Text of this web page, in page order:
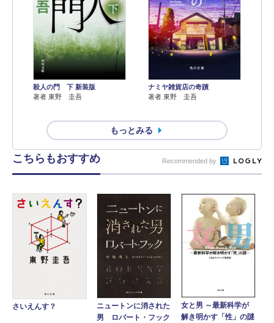
殺人の門 下 新装版
著者 東野 圭吾
ナミヤ雑貨店の奇蹟
著者 東野 圭吾
もっとみる
こちらもおすすめ Recommended by
さいえんす？
ニュートンに消された
男 ロバート・フック
女と男 ～最新科学が
解き明かす「性」の謎